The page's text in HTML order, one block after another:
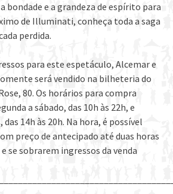
bondade e a grandeza de espírito para
de Illuminati, conheça toda a saga
perdida.
para este espetáculo, Alcemar e
será vendido na bilheteria do
80. Os horários para compra
a sábado, das 10h às 22h, e
14h às 20h. Na hora, é possível
preço de antecipado até duas horas
se sobrarem ingressos da venda